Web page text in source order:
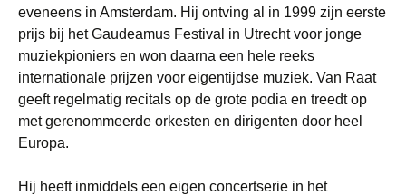
eveneens in Amsterdam. Hij ontving al in 1999 zijn eerste
prijs bij het Gaudeamus Festival in Utrecht voor jonge
muziekpioniers en won daarna een hele reeks
internationale prijzen voor eigentijdse muziek. Van Raat
geeft regelmatig recitals op de grote podia en treedt op
met gerenommeerde orkesten en dirigenten door heel
Europa.
Hij heeft inmiddels een eigen concertserie in het